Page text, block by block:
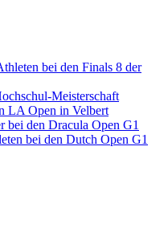
bei den Finals 8 der
Meisterschaft
LA Open in Velbert
bei den Dracula Open G1
bei den Dutch Open G1